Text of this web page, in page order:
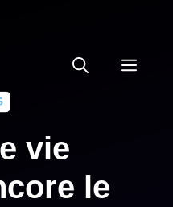
vie
le